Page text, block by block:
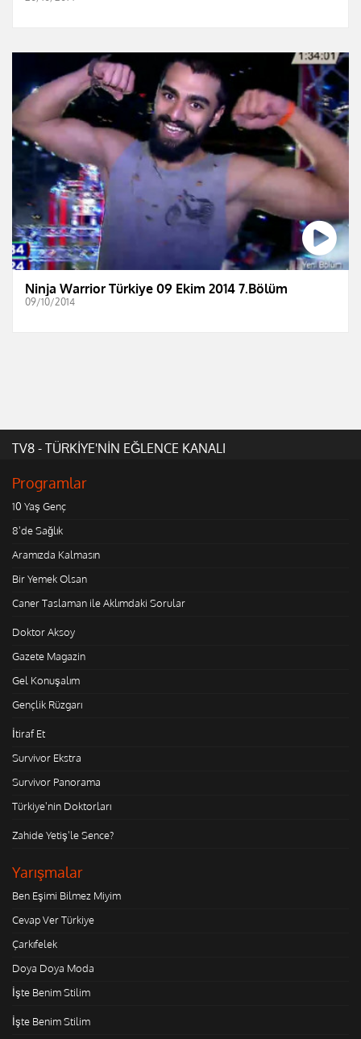
Ninja Warrior Türkiye 09 Ekim 2014 7.Bölüm
09/10/2014
TV8 - TÜRKİYE'NİN EĞLENCE KANALI
Programlar
10 Yaş Genç
8'de Sağlık
Aramızda Kalmasın
Bir Yemek Olsan
Caner Taslaman ile Aklımdaki Sorular
Doktor Aksoy
Gazete Magazin
Gel Konuşalım
Gençlik Rüzgarı
İtiraf Et
Survivor Ekstra
Survivor Panorama
Türkiye'nin Doktorları
Zahide Yetiş'le Sence?
Yarışmalar
Ben Eşimi Bilmez Miyim
Cevap Ver Türkiye
Çarkıfelek
Doya Doya Moda
İşte Benim Stilim
İşte Benim Stilim